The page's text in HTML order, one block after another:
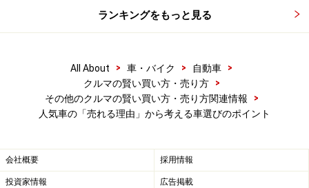
ランキングをもっと見る
All About > 車・バイク > 自動車
>
クルマの賢い買い方・売り方
>
その他のクルマの賢い買い方・売り方関連情報
>
人気車の「売れる理由」から考える車選びのポイント
会社概要 採用情報
投資家情報 広告掲載